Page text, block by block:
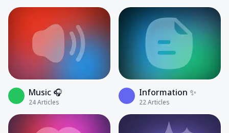
Music 🎧
24Articles
Information ✨
22Articles